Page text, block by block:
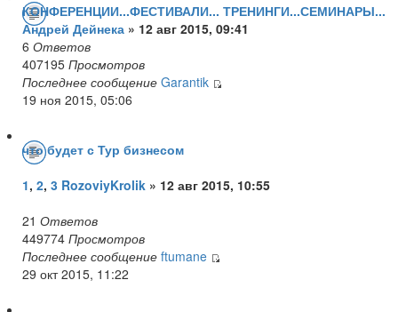
КОНФЕРЕНЦИИ...ФЕСТИВАЛИ... ТРЕНИНГИ...СЕМИНАРЫ...
Андрей Дейнека » 12 авг 2015, 09:41
6 Ответов
407195 Просмотров
Последнее сообщение Garantik
19 ноя 2015, 05:06
что будет с Тур бизнесом
1, 2, 3 RozoviyKrolik » 12 авг 2015, 10:55
21 Ответов
449774 Просмотров
Последнее сообщение ftumane
29 окт 2015, 11:22